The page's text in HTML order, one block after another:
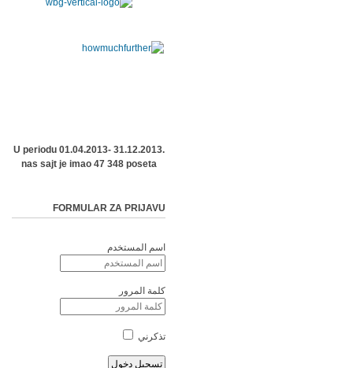
U periodu 01.04.2013- 31.12.2013.
nas sajt je imao 47 348 poseta
FORMULAR ZA PRIJAVU
اسم المستخدم
كلمة المرور
تذكرني